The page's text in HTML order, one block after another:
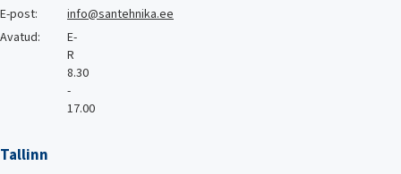
E-post:
info@santehnika.ee
Avatud:
E-
R
8.30
-
17.00
Tallinn